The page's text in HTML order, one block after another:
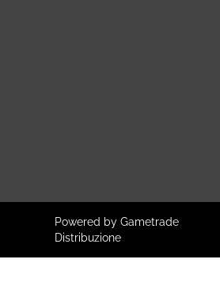
Powered by Gametrade
Distribuzione